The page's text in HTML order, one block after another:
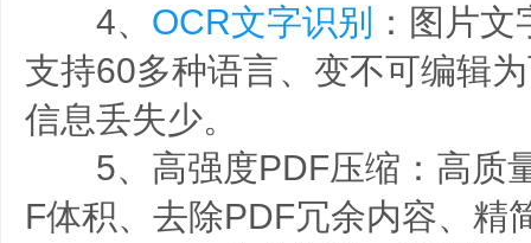
4、 OCR文字识别
：图片
支持60多种语言、变不可编辑
信息丢失少。
5、高强度PDF压缩：高质
F体积、去除PDF冗余内容、精